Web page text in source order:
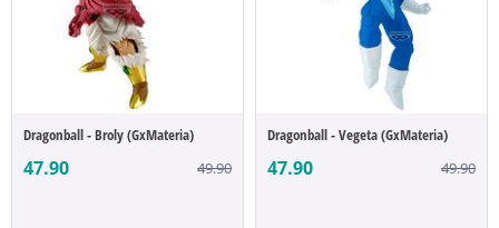
Dragonball - Broly (GxMateria)
47.90 49.90
Dragonball - Vegeta (GxMateria)
47.90 49.90